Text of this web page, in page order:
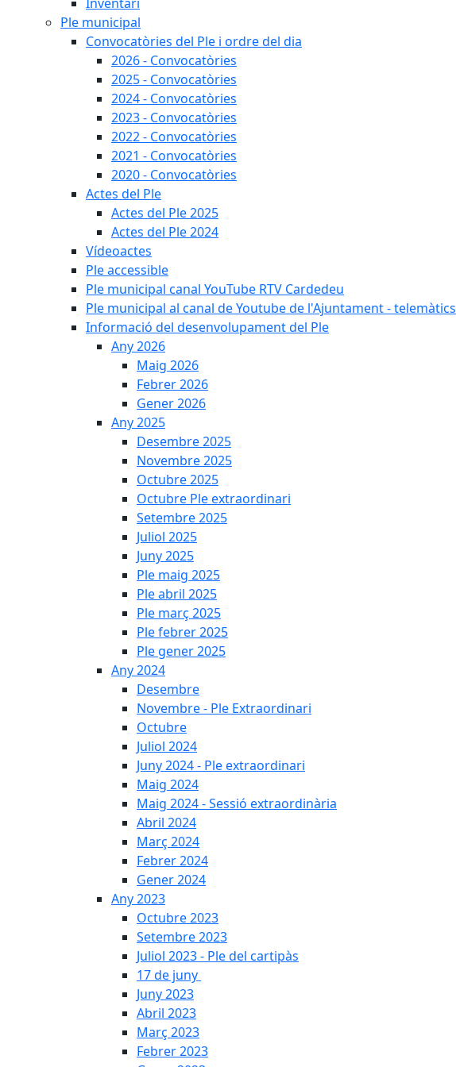
Ple municipal
Convocatòries del Ple i ordre del dia
2026 - Convocatòries
2025 - Convocatòries
2024 - Convocatòries
2023 - Convocatòries
2022 - Convocatòries
2021 - Convocatòries
2020 - Convocatòries
Actes del Ple
Actes del Ple 2025
Actes del Ple 2024
Vídeoactes
Ple accessible
Ple municipal canal YouTube RTV Cardedeu
Ple municipal al canal de Youtube de l'Ajuntament - telemàtics
Informació del desenvolupament del Ple
Any 2026
Maig 2026
Febrer 2026
Gener 2026
Any 2025
Desembre 2025
Novembre 2025
Octubre 2025
Octubre Ple extraordinari
Setembre 2025
Juliol 2025
Juny 2025
Ple maig 2025
Ple abril 2025
Ple març 2025
Ple febrer 2025
Ple gener 2025
Any 2024
Desembre
Novembre - Ple Extraordinari
Octubre
Juliol 2024
Juny 2024 - Ple extraordinari
Maig 2024
Maig 2024 - Sessió extraordinària
Abril 2024
Març 2024
Febrer 2024
Gener 2024
Any 2023
Octubre 2023
Setembre 2023
Juliol 2023 - Ple del cartipàs
17 de juny
Juny 2023
Abril 2023
Març 2023
Febrer 2023